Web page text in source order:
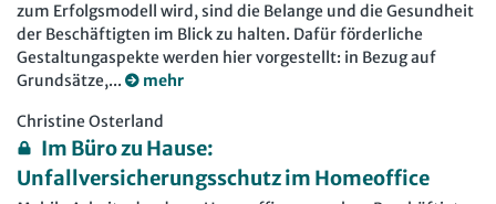
zum Erfolgsmodell wird, sind die Belange und die Gesundheit
der Beschäftigten im Blick zu halten. Dafür förderliche
Gestaltungaspekte werden hier vorgestellt: in Bezug auf
Grundsätze,...
mehr
Christine Osterland
Im Büro zu Hause:
Unfallversicherungsschutz im Homeoffice